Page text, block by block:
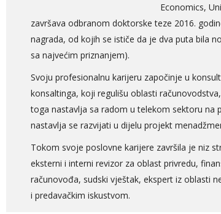
Economics,
završava odbranom doktorske teze 2016.
nagrada, od kojih se ističe da je dva puta bila
sa najvećim priznanjem).
Svoju profesionalnu karijeru započinje u
konsaltinga, koji regulišu oblasti
toga nastavlja sa radom u telekom sektoru na
nastavlja se razvijati u dijelu projekt
Tokom svoje poslovne karijere završila je niz
eksterni i interni revizor za oblast privredu,
računovođa, sudski vještak, ekspert iz oblasti
i predavačkim iskustvom.